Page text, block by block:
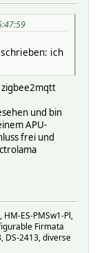
ich
zigbee2mqtt
und bin
APU-
frei und
HM-ES-PMSw1-Pl,
Firmata
DS-2413, diverse